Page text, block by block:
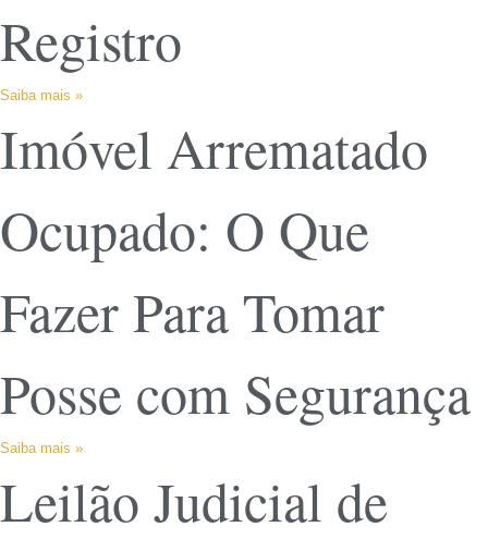
Registro
Saiba mais »
Imóvel Arrematado
Ocupado: O Que
Fazer Para Tomar
Posse com Segurança
Saiba mais »
Leilão Judicial de